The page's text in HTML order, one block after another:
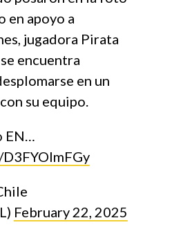
en apoyo a
jugadora Pirata
encuentra
en un
su equipo.
EN…
February 22, 2025